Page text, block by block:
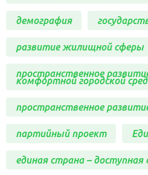
демография
развитие жилищной сферы
пространственное
комфортной городской
пространственное
партийный проект
единая страна – доступная